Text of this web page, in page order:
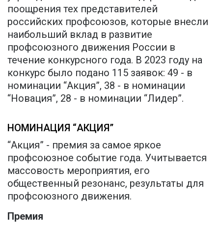
поощрения тех представителей
российских профсоюзов, которые внесли
наибольший вклад в развитие
профсоюзного движения России в
течение конкурсного года. В 2023 году на
конкурс было подано 115 заявок: 49 - в
номинации “Акция”, 38 - в номинации
“Новация”, 28 - в номинации “Лидер”.
НОМИНАЦИЯ “АКЦИЯ”
“Акция” - премия за самое яркое
профсоюзное событие года. Учитывается
массовость мероприятия, его
общественный резонанс, результаты для
профсоюзного движения.
Премия